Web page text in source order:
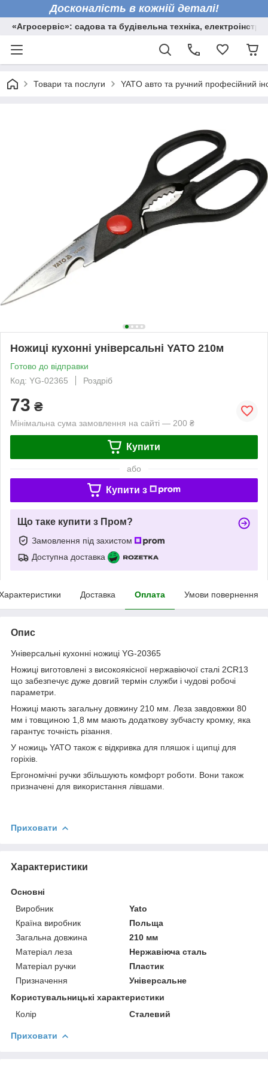
Досконалість в кожній деталі!
«Агросервіс»: садова та будівельна техніка,
Товари та послуги YATO авто та ручний професійний
Ножиці кухонні універсальні YATO 210м
Готово до відправки
Код: YG-02365
Роздріб
73 ₴
Мінімальна сума замовлення на сайті — 200 ₴
Купити
або
Купити з
Що таке купити з Пром?
Замовлення під захистом
Доступна доставка
Доставка Оплата Умови повернення
Опис
Універсальні кухонні ножиці YG-20365
Ножиці виготовлені з високоякісної нержавіючої сталі 2CR13
що забезпечує дуже довгий термін служби і чудові робочі
параметри.
Ножиці мають загальну довжину 210 мм. Леза завдовжки 80
мм і товщиною 1,8 мм мають додаткову зубчасту кромку, яка
гарантує точність різання.
У ножиць YATO також є відкривка для пляшок і щипці для
горіхів.
Ергономічні ручки збільшують комфорт роботи. Вони також
призначені для використання лівшами.
Приховати
Характеристики
Основні
Виробник
Yato
Країна виробник
Польща
Загальна довжина
210 мм
Матеріал леза
Нержавіюча сталь
Матеріал ручки
Пластик
Призначення
Універсальне
Користувальницькі характеристики
Колір
Сталевий
Приховати